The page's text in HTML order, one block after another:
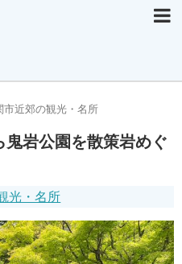
市近郊の観光・名所
鬼岩公園を散策岩めぐ
光・名所